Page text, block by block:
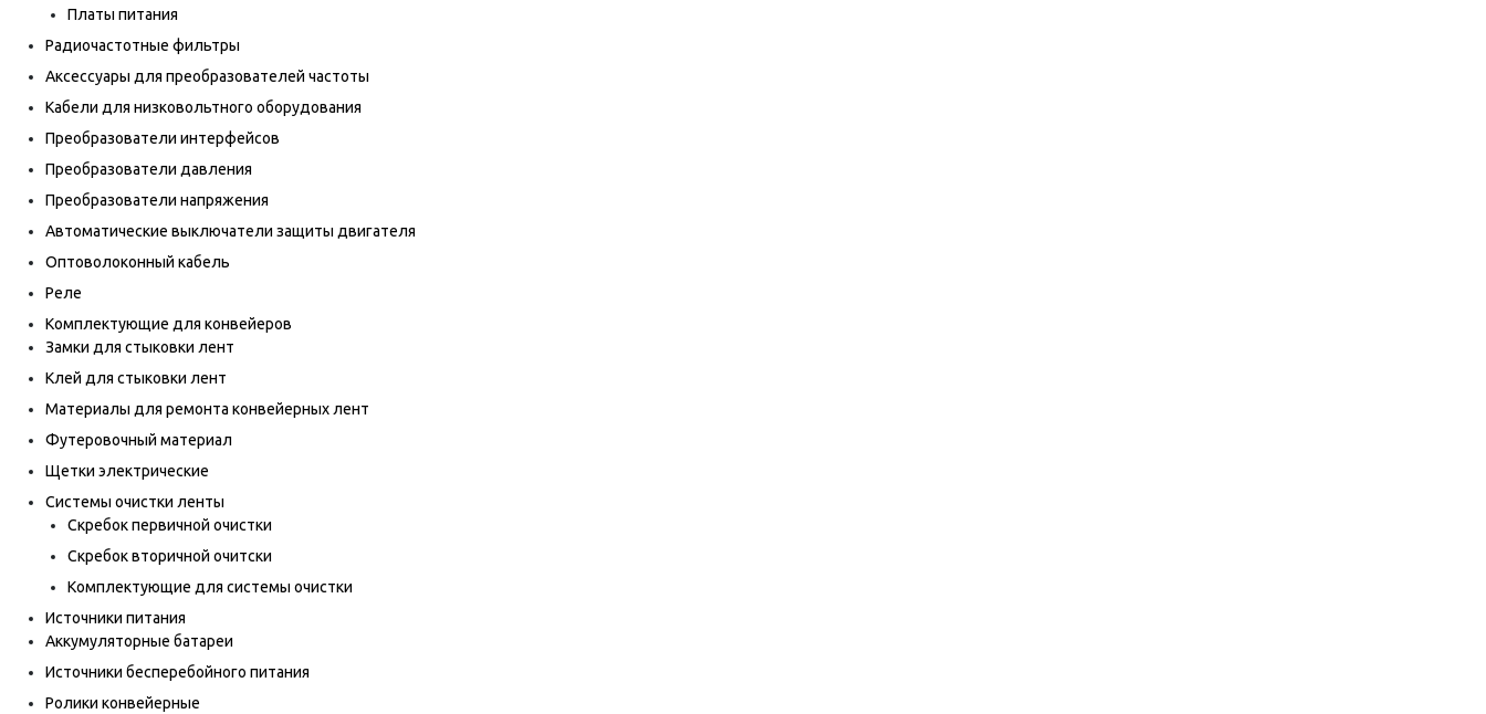
Платы питания
Радиочастотные фильтры
Аксессуары для преобразователей частоты
Кабели для низковольтного оборудования
Преобразователи интерфейсов
Преобразователи давления
Преобразователи напряжения
Автоматические выключатели защиты двигателя
Оптоволоконный кабель
Реле
Комплектующие для конвейеров
Замки для стыковки лент
Клей для стыковки лент
Материалы для ремонта конвейерных лент
Футеровочный материал
Щетки электрические
Системы очистки ленты
Скребок первичной очистки
Скребок вторичной очитски
Комплектующие для системы очистки
Источники питания
Аккумуляторные батареи
Источники бесперебойного питания
Ролики конвейерные